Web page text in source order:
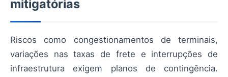
mitigatórias
Riscos como congestionamentos de terminais,
variações nas taxas de frete e interrupções de
infraestrutura exigem planos de contingência.